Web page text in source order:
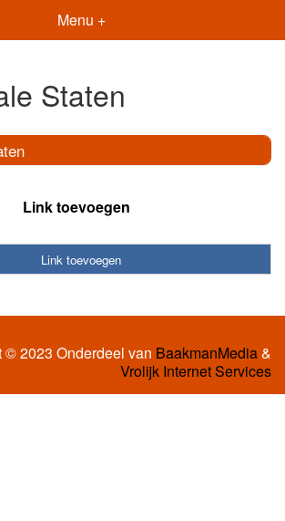
Menu +
Staten
Link toevoegen
Link toevoegen
© 2023 Onderdeel van BaakmanMedia&
Vrolijk Internet Services